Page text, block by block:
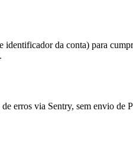
identificador da conta) para
erros via Sentry, sem envio de